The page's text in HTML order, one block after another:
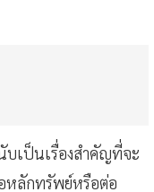
บเป็นเรื่องสำคัญที่จะ
หลักทรัพย์หรือต่อ